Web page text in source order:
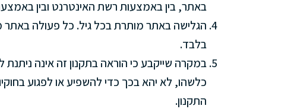
באתר, בין באמצעות רשת האינטרנט ובין
בלבד.
במקרה שייקבע כי הוראה בתקנון זה אינה
כלשהו, לא יהא בכך כדי להשפיע או לפגוע
התקנון.